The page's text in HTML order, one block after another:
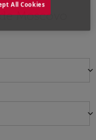
Moscovo
keyboard_arrow_down
keyboard_arrow_down
All Cookies